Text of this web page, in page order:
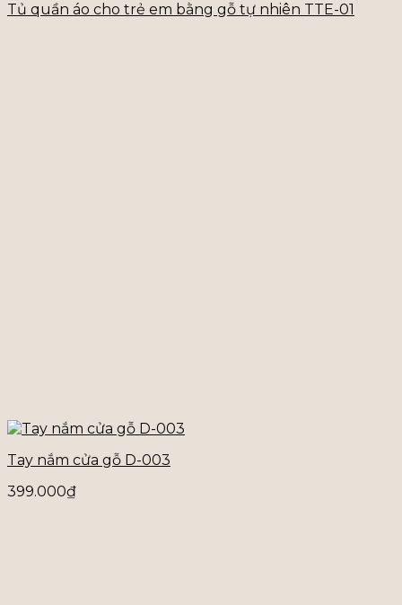
Tủ quần áo cho trẻ em bằng gỗ tự nhiên TTE-01
Tay nắm cửa gỗ D-003
399.000₫